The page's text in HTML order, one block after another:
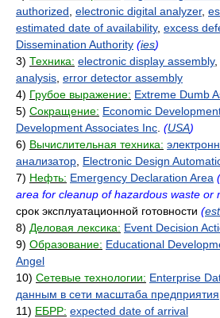
authorized electronic digital analyzer,
estimated date of availability, excess
Dissemination Authority (ies)
3) Техника: electronic display assembly,
analysis error detector assembly
4) Грубое выражение: Extreme Dumb
5) Сокращение: Economic
Development Associates Inc (USA)
6) Вычислительная техника:
анализатор Electronic Design
7) Нефть: Emergency Declaration Area
area for cleanup of hazardous waste or
срок эксплуатационной готовности (
8) Деловая лексика: Event Decision
9) Образование: Educational
Angel
10) Сетевые технологии: Enterprise
данным в сети масштаба предприятия
11) ЕБРР: expected date of arrival